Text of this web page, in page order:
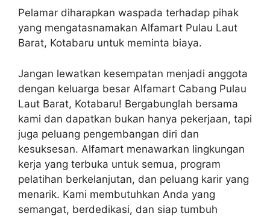
Pelamar diharapkan waspada terhadap pihak
yang mengatasnamakan Alfamart Pulau Laut
Barat, Kotabaru untuk meminta biaya.
Jangan lewatkan kesempatan menjadi anggota
dengan keluarga besar Alfamart Cabang Pulau
Laut Barat, Kotabaru! Bergabunglah bersama
kami dan dapatkan bukan hanya pekerjaan, tapi
juga peluang pengembangan diri dan
kesuksesan. Alfamart menawarkan lingkungan
kerja yang terbuka untuk semua, program
pelatihan berkelanjutan, dan peluang karir yang
menarik. Kami membutuhkan Anda yang
semangat, berdedikasi, dan siap tumbuh